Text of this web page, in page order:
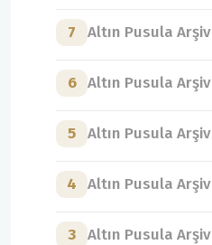
7 Altın Pusula Arşiv
6 Altın Pusula Arşiv
5 Altın Pusula Arşiv
4 Altın Pusula Arşiv
3 Altın Pusula Arşiv